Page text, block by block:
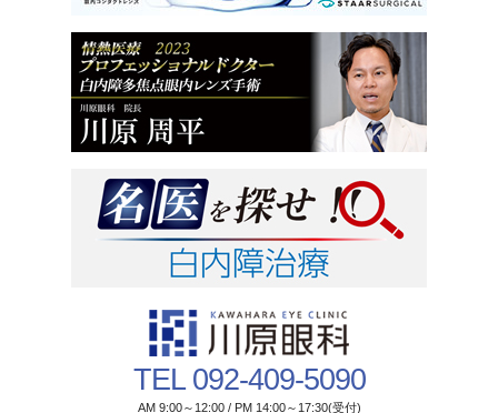
TEL 092-409-5090
AM 9:00～12:00 / PM 14:00～17:30(受付)